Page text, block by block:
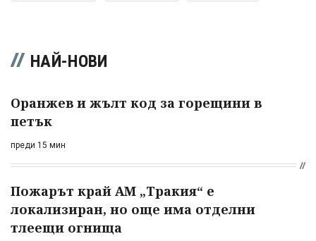
НАЙ-НОВИ
Оранжев и жълт код за горещини в
петък
преди 15 мин
Пожарът край АМ „Тракия“ е
локализиран, но още има отделни
тлеещи огнища